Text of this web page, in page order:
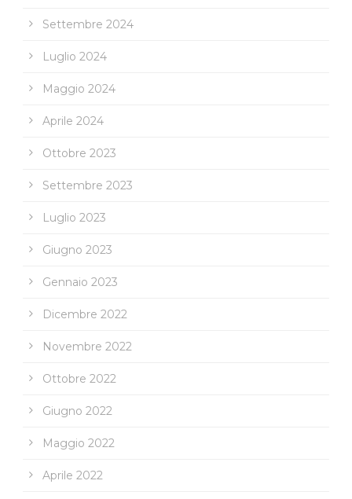
Settembre 2024
Luglio 2024
Maggio 2024
Aprile 2024
Ottobre 2023
Settembre 2023
Luglio 2023
Giugno 2023
Gennaio 2023
Dicembre 2022
Novembre 2022
Ottobre 2022
Giugno 2022
Maggio 2022
Aprile 2022